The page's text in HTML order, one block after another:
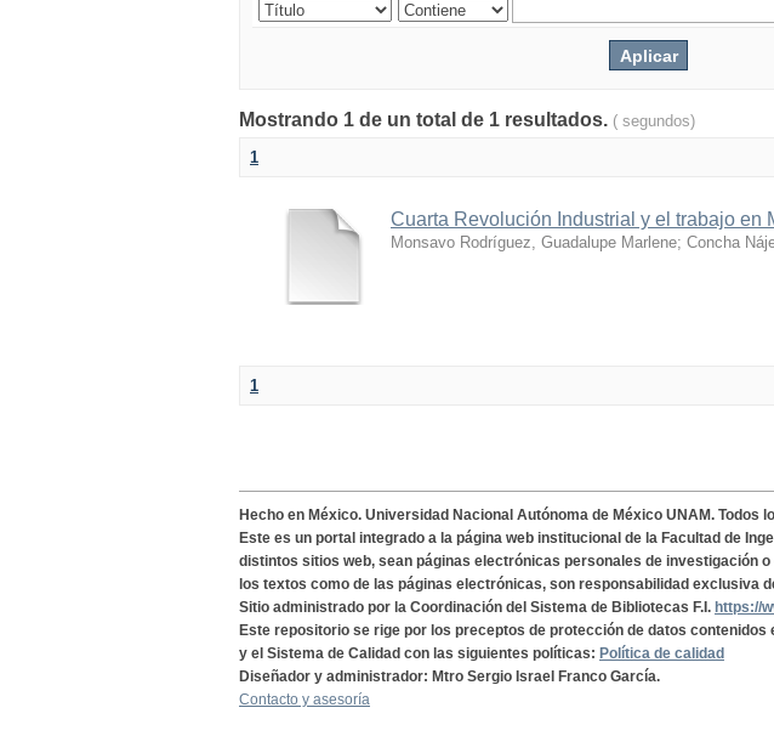
Mostrando 1 de un total de 1 resultados. ( segundos)
1
Cuarta Revolución Industrial y el trabajo en
Monsavo Rodríguez, Guadalupe Marlene; Concha
1
Hecho en México. Universidad Nacional Autónoma de México UNAM. Todos
Este es un portal integrado a la página web institucional de la Facultad de
distintos sitios web, sean páginas electrónicas personales de investigación
los textos como de las páginas electrónicas, son responsabilidad exclusiva
Sitio administrado por la Coordinación del Sistema de Bibliotecas F.I. https://
Este repositorio se rige por los preceptos de protección de datos contenidos
y el Sistema de Calidad con las siguientes políticas: Política de calidad
Diseñador y administrador: Mtro Sergio Israel Franco García.
Contacto y asesoría